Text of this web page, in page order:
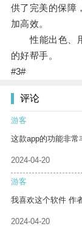
供了完美的保障
加高效。
性能出色、用
的好帮手。
#3#
评论
游客
这款app的功能非常
2024-04-20
游客
我喜欢这个软件 作
2024-04-20